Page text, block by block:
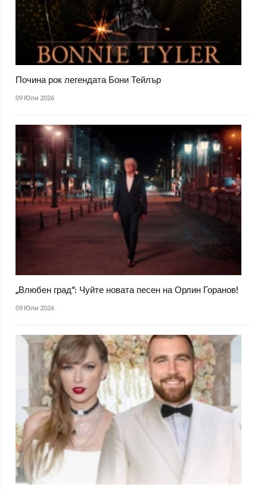
Почина рок легендата Бони Тейлър
09 Юли 2026
„Влюбен град“: Чуйте новата песен на Орлин Горанов!
09 Юли 2026